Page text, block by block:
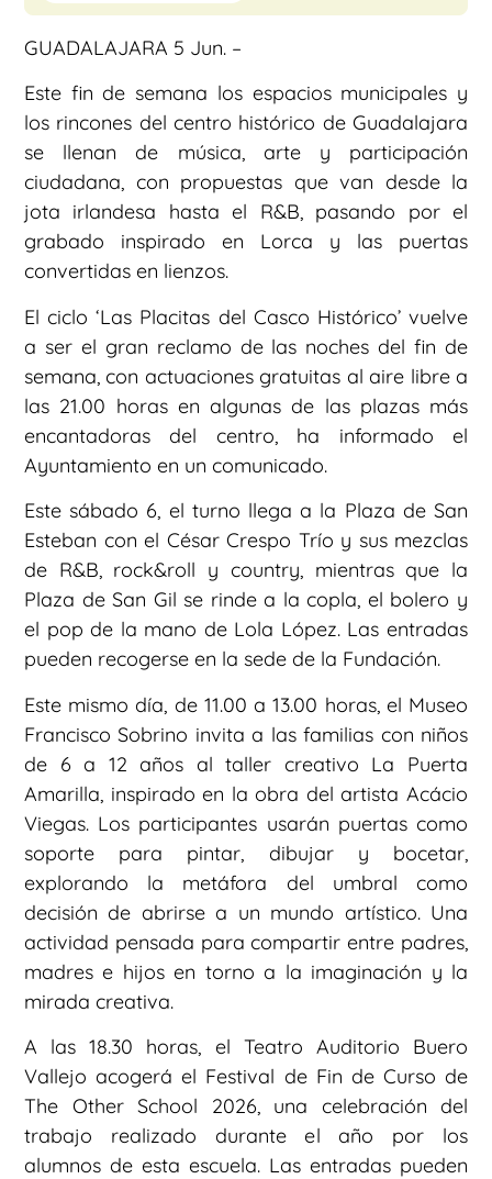
GUADALAJARA 5 Jun. –
Este fin de semana los espacios municipales y
los rincones del centro histórico de Guadalajara
se llenan de música, arte y participación
ciudadana, con propuestas que van desde la
jota irlandesa hasta el R&B, pasando por el
grabado inspirado en Lorca y las puertas
convertidas en lienzos.
El ciclo ‘Las Placitas del Casco Histórico’ vuelve
a ser el gran reclamo de las noches del fin de
semana, con actuaciones gratuitas al aire libre a
las 21.00 horas en algunas de las plazas más
encantadoras del centro, ha informado el
Ayuntamiento en un comunicado.
Este sábado 6, el turno llega a la Plaza de San
Esteban con el César Crespo Trío y sus mezclas
de R&B, rock&roll y country, mientras que la
Plaza de San Gil se rinde a la copla, el bolero y
el pop de la mano de Lola López. Las entradas
pueden recogerse en la sede de la Fundación.
Este mismo día, de 11.00 a 13.00 horas, el Museo
Francisco Sobrino invita a las familias con niños
de 6 a 12 años al taller creativo La Puerta
Amarilla, inspirado en la obra del artista Acácio
Viegas. Los participantes usarán puertas como
soporte para pintar, dibujar y bocetar,
explorando la metáfora del umbral como
decisión de abrirse a un mundo artístico. Una
actividad pensada para compartir entre padres,
madres e hijos en torno a la imaginación y la
mirada creativa.
A las 18.30 horas, el Teatro Auditorio Buero
Vallejo acogerá el Festival de Fin de Curso de
The Other School 2026, una celebración del
trabajo realizado durante el año por los
alumnos de esta escuela. Las entradas pueden